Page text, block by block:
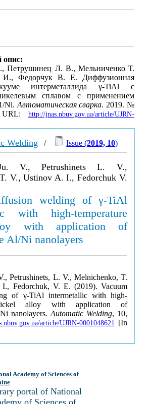
опис:
Петрушинец Л. В., Мельниченко Т.
Федорчук В. Е. Диффузионная
интерметаллида γ-TiAl с
сплавом с применением
Ni.Автоматическая сварка. 2019. №
http://jnas.nbuv.gov.ua/article/UJRN-
Welding / Issue (2019, 10)
V., Petrushinets L. V.,
V., Ustinov A. I., Fedorchuk V.
welding of γ-TiAl
with high-temperature
with application of
Al/Ni nanolayers
Petrushinets, L. V., Melnichenko, T.
Fedorchuk, V. E. (2019). Vacuum
of γ-TiAl intermetallic with high-
alloy with application of
nanolayers. Automatic Welding, 10,
article/UJRN-0001048621 [In
Academy of Sciences of
portal of National
of Sciences of